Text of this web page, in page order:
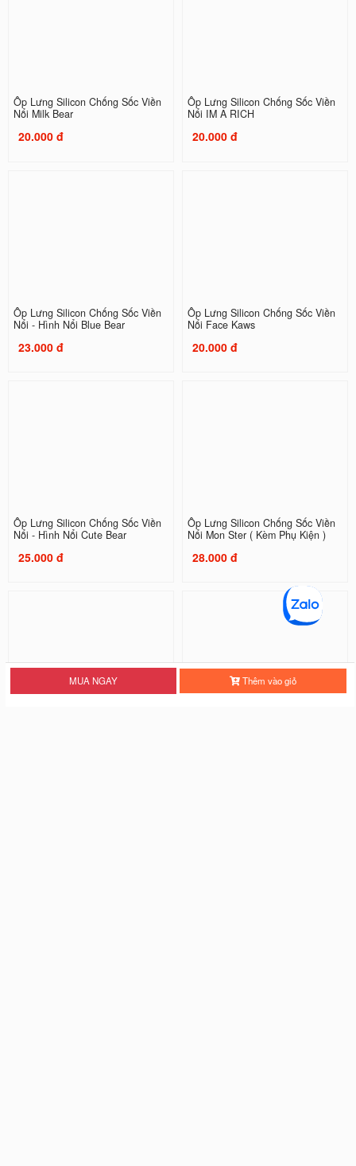
MUA NGAY Thêm vào giỏ
Ốp Lưng Silicon Chống Sốc Viền
Nổi Milk Bear
20.000 đ
Ốp Lưng Silicon Chống Sốc Viền
Nổi IM A RICH
20.000 đ
Ốp Lưng Silicon Chống Sốc Viền
Nổi - Hình Nổi Blue Bear
23.000 đ
Ốp Lưng Silicon Chống Sốc Viền
Nổi Face Kaws
20.000 đ
Ốp Lưng Silicon Chống Sốc Viền
Nổi - Hình Nổi Cute Bear
25.000 đ
Ốp Lưng Silicon Chống Sốc Viền
Nổi Mon Ster ( Kèm Phụ Kiện )
28.000 đ